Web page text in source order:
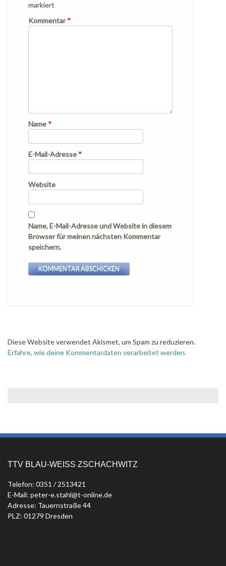
markiert
Kommentar*
Name *
E-Mail-Adresse *
Website
Name, E-Mail-Adresse und Website in diesem
Browser für meinen nächsten Kommentar
speichern.
Diese Website verwendet Akismet, um Spam zu reduzieren.
Erfahre, wie deine Kommentardaten verarbeitet werden.
TTV BLAU-WEISS ZSCHACHWITZ
Telefon: 0351 / 2513421
E-Mail: peter-e.stahl@t-online.de
Adresse: Tauernstraße 44
PLZ: 01279 Dresden